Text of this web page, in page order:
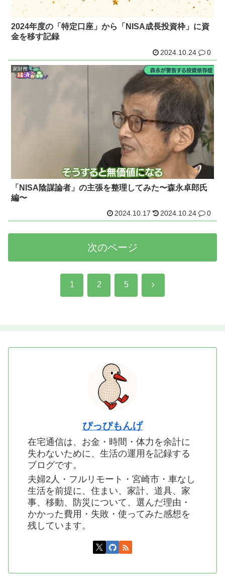
2024年度の「特定口座」から「NISA成長投資枠」に資
金を移す記録
2024.10.24 0
家財務
「NISA陰謀論者」の主張を整理してみた〜森永卓郎氏
編〜
2024.10.17 2024.10.24 0
次のページ
1 2 5 次
ぴっぴもんげ
在宅通信は、お金・時間・体力を余計に
失わないために、生活の運用を記録する
ブログです。
夫婦2人・フルリモート・宮崎市・車なし
生活を前提に、住まい、家計、道具、家
事、移動、防災について、選んだ理由・
かかった費用・失敗・使ってみた感想を
残しています。